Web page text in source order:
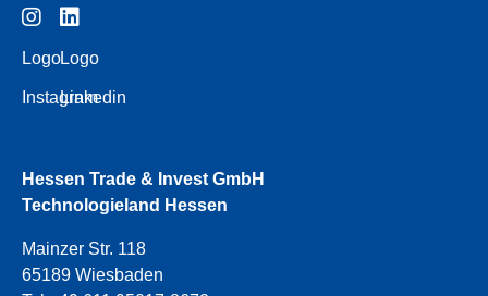
Logo
Instagram
Logo
Linkedin
Hessen Trade & Invest GmbH
Technologieland Hessen
Mainzer Str. 118
65189 Wiesbaden